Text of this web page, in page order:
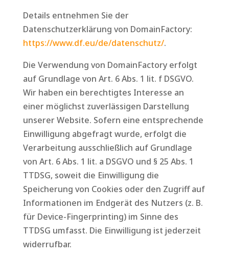
Details entnehmen Sie der
Datenschutzerklärung von DomainFactory:
https://www.df.eu/de/datenschutz/.
Die Verwendung von DomainFactory erfolgt
auf Grundlage von Art. 6 Abs. 1 lit. f DSGVO.
Wir haben ein berechtigtes Interesse an
einer möglichst zuverlässigen Darstellung
unserer Website. Sofern eine entsprechende
Einwilligung abgefragt wurde, erfolgt die
Verarbeitung ausschließlich auf Grundlage
von Art. 6 Abs. 1 lit. a DSGVO und § 25 Abs. 1
TTDSG, soweit die Einwilligung die
Speicherung von Cookies oder den Zugriff auf
Informationen im Endgerät des Nutzers (z. B.
für Device-Fingerprinting) im Sinne des
TTDSG umfasst. Die Einwilligung ist jederzeit
widerrufbar.